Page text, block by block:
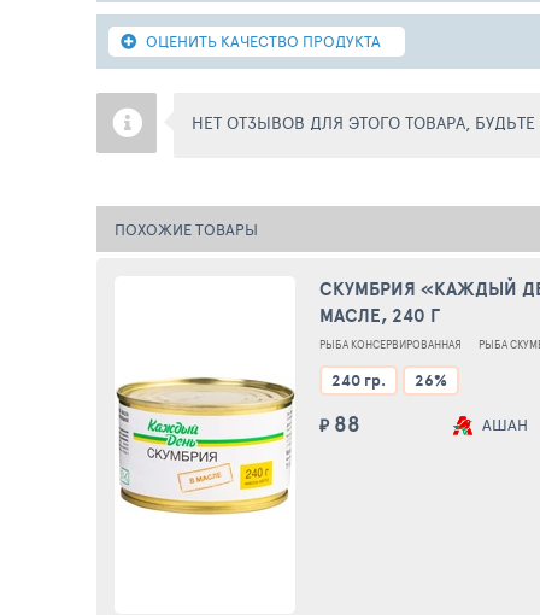
ОЦЕНИТЬ КАЧЕСТВО ПРОДУКТА
НЕТ ОТЗЫВОВ ДЛЯ ЭТОГО ТОВАРА,
ПОХОЖИЕ ТОВАРЫ
СКУМБРИЯ «КАЖДЫЙ
МАСЛЕ, 240 Г
РЫБА КОНСЕРВИРОВАННАЯ РЫБА
240 гр. 26%
₽ 88 АШАН